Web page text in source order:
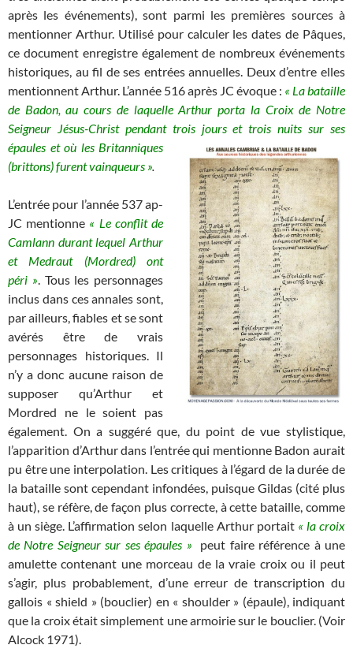
après les événements), sont parmi les premières sources à
mentionner Arthur. Utilisé pour calculer les dates de Pâques,
ce document enregistre également de nombreux événements
historiques, au fil de ses entrées annuelles. Deux d’entre elles
mentionnent Arthur. L’année 516 après JC évoque : « La bataille
de Badon, au cours de laquelle Arthur porta la Croix de Notre
Seigneur Jésus-Christ pendant trois jours et trois nuits sur ses
épaules et où les Britanniques
(brittons) furent vainqueurs ».
L’entrée pour l’année 537 ap-
JC mentionne « Le conflit de
Camlann durant lequel Arthur
et Medraut (Mordred) ont
péri ». Tous les personnages
inclus dans ces annales sont,
par ailleurs, fiables et se sont
avérés être de vrais
personnages historiques. Il
n’y a donc aucune raison de
supposer qu’Arthur et
Mordred ne le soient pas
également. On a suggéré que, du point de vue stylistique,
l’apparition d’Arthur dans l’entrée qui mentionne Badon aurait
pu être une interpolation. Les critiques à l’égard de la durée de
la bataille sont cependant infondées, puisque Gildas (cité plus
haut), se réfère, de façon plus correcte, à cette bataille, comme
à un siège. L’affirmation selon laquelle Arthur portait « la croix
de Notre Seigneur sur ses épaules »
peut faire référence à une
amulette contenant une morceau de la vraie croix ou il peut
s’agir, plus probablement, d’une erreur de transcription du
gallois « shield » (bouclier) en « shoulder » (épaule), indiquant
que la croix était simplement une armoirie sur le bouclier. (Voir
Alcock 1971).